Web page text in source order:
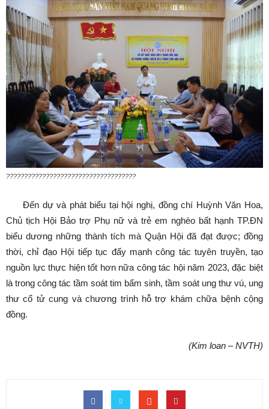
????????????????????????????????????
Đến dự và phát biểu tại hội nghị, đồng chí Huỳnh Văn Hoa,
Chủ tịch Hội Bảo trợ Phụ nữ và trẻ em nghèo bất hạnh TP.ĐN
biểu dương những thành tích mà Quận Hội đã đạt được; đồng
thời, chỉ đạo Hội tiếp tục đẩy mạnh công tác tuyên truyền, tạo
nguồn lực thực hiện tốt hơn nữa công tác hội năm 2023, đặc biệt
là trong công tác tầm soát tim bẩm sinh, tầm soát ung thư vú, ung
thư cổ tử cung và chương trình hỗ trợ khám chữa bệnh cộng
đồng.
(Kim loan – NVTH)